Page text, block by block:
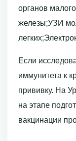
органов
железы;УЗИ
Если
иммунитета к
прививку. На
на этапе
вакцинации